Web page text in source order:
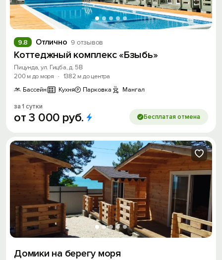
Отлично 9 отзывов
9.8
Коттеджный комплекс «Бзыбь»
Пицунда, ул. Гицба, д. 5В
200 м до моря
· 1382 м до центра
Бассейн
Кухня Парковка Мангал
за 1 сутки
от3 000 руб. Бесплатая отмена
Домики на берегу моря